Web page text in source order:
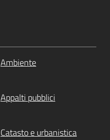
Ambiente
Appalti pubblici
Catasto e urbanistica